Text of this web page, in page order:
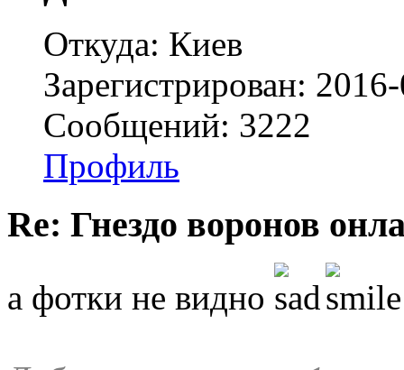
Откуда: Киев
Зарегистрирован:
Сообщений: 3222
Профиль
Re: Гнездо воронов
а фотки не видно